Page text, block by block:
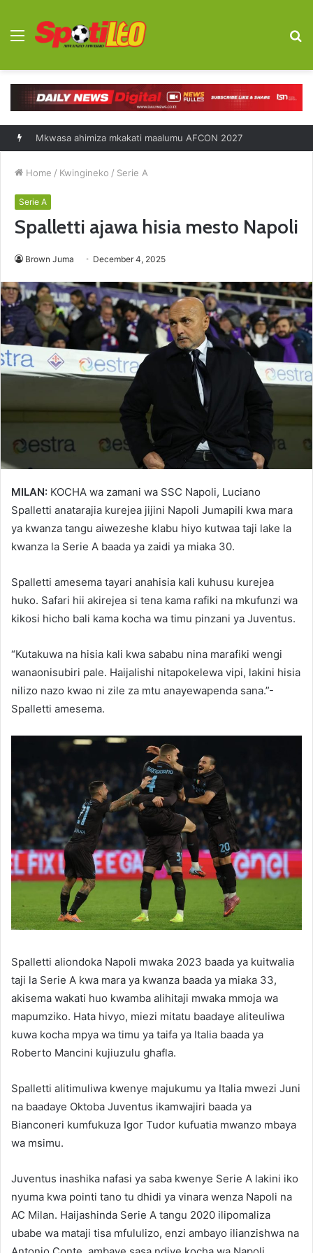
Menu
Home / Kwingineko / Serie A
Serie A
Spalletti ajawa hisia mesto Napoli
Brown Juma December 4, 2025
MILAN: KOCHA wa zamani wa SSC Napoli, Luciano
Spalletti anatarajia kurejea jijini Napoli Jumapili kwa mara
ya kwanza tangu aiwezeshe klabu hiyo kutwaa taji lake la
kwanza la Serie A baada ya zaidi ya miaka 30.
Spalletti amesema tayari anahisia kali kuhusu kurejea
huko. Safari hii akirejea si tena kama rafiki na mkufunzi wa
kikosi hicho bali kama kocha wa timu pinzani ya Juventus.
“Kutakuwa na hisia kali kwa sababu nina marafiki wengi
wanaonisubiri pale. Haijalishi nitapokelewa vipi, lakini hisia
nilizo nazo kwao ni zile za mtu anayewapenda sana.”-
Spalletti amesema.
Spalletti aliondoka Napoli mwaka 2023 baada ya kuitwalia
taji la Serie A kwa mara ya kwanza baada ya miaka 33,
akisema wakati huo kwamba alihitaji mwaka mmoja wa
mapumziko. Hata hivyo, miezi mitatu baadaye aliteuliwa
kuwa kocha mpya wa timu ya taifa ya Italia baada ya
Roberto Mancini kujiuzulu ghafla.
Spalletti alitimuliwa kwenye majukumu ya Italia mwezi Juni
na baadaye Oktoba Juventus ikamwajiri baada ya
Bianconeri kumfukuza Igor Tudor kufuatia mwanzo mbaya
wa msimu.
Juventus inashika nafasi ya saba kwenye Serie A lakini iko
nyuma kwa pointi tano tu dhidi ya vinara wenza Napoli na
AC Milan. Haijashinda Serie A tangu 2020 ilipomaliza
ubabe wa mataji tisa mfululizo, enzi ambayo ilianzishwa na